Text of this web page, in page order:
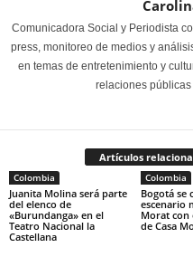
Comunicadora Social y Periodista
press, monitoreo de medios y
en temas de entretenimiento y
relaciones
Artículos
Colombia
Juanita Molina será parte
del elenco de
«Burundanga» en el
Teatro Nacional la
Castellana
Colombia
Bogotá se
escenario
Morat con
de Casa